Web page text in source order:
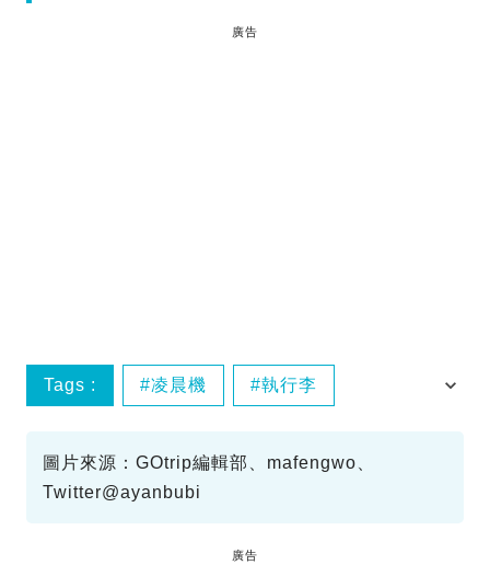
廣告
Tags : 凌晨機 執行李
圖片來源：GOtrip編輯部、mafengwo、
Twitter@ayanbubi
廣告